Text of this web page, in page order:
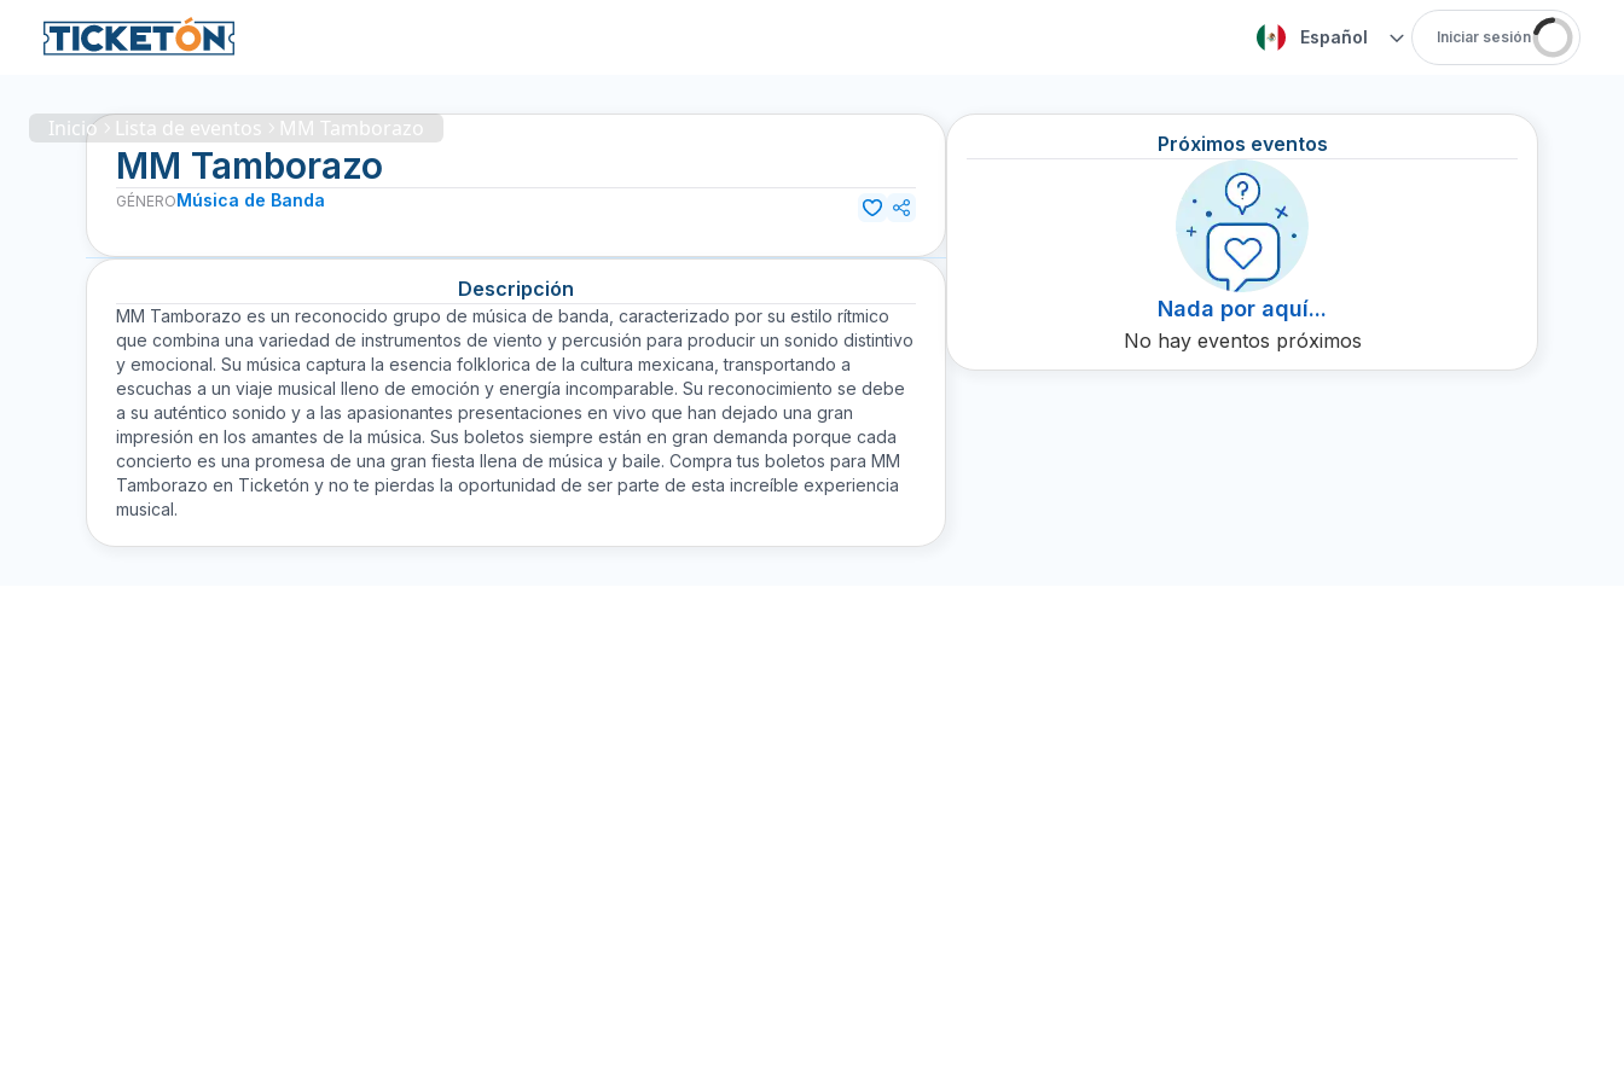
Español Iniciar sesión
Inicio Lista de eventos MM Tamborazo
MM Tamborazo
GÉNEROMúsica de Banda
Descripción
MM Tamborazo es un reconocido grupo de música de banda, caracterizado por su estilo rítmico
que combina una variedad de instrumentos de viento y percusión para producir un sonido distintivo
y emocional. Su música captura la esencia folklorica de la cultura mexicana, transportando a
escuchas a un viaje musical lleno de emoción y energía incomparable. Su reconocimiento se debe
a su auténtico sonido y a las apasionantes presentaciones en vivo que han dejado una gran
impresión en los amantes de la música. Sus boletos siempre están en gran demanda porque cada
concierto es una promesa de una gran fiesta llena de música y baile. Compra tus boletos para MM
Tamborazo en Ticketón y no te pierdas la oportunidad de ser parte de esta increíble experiencia
musical.
Próximos eventos
Nada por aquí...
No hay eventos próximos